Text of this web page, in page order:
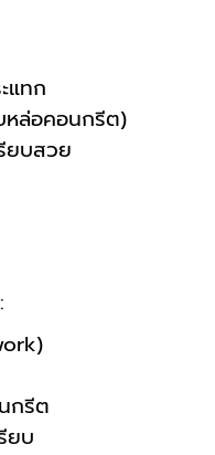
แทก
หล่อคอนกรีต)
ยบสวย
กรีต
ยบ